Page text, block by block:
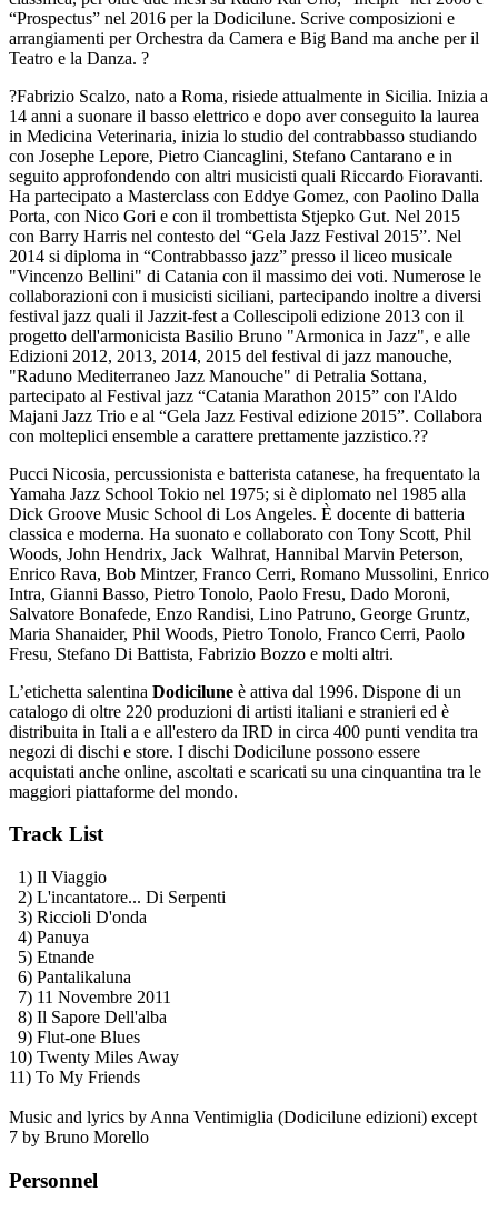
“Prospectus” nel 2016 per la Dodicilune. Scrive composizioni e
arrangiamenti per Orchestra da Camera e Big Band ma anche per il
Teatro e la Danza. ?
?Fabrizio Scalzo, nato a Roma, risiede attualmente in Sicilia. Inizia a
14 anni a suonare il basso elettrico e dopo aver conseguito la laurea
in Medicina Veterinaria, inizia lo studio del contrabbasso studiando
con Josephe Lepore, Pietro Ciancaglini, Stefano Cantarano e in
seguito approfondendo con altri musicisti quali Riccardo Fioravanti.
Ha partecipato a Masterclass con Eddye Gomez, con Paolino Dalla
Porta, con Nico Gori e con il trombettista Stjepko Gut. Nel 2015
con Barry Harris nel contesto del “Gela Jazz Festival 2015”. Nel
2014 si diploma in “Contrabbasso jazz” presso il liceo musicale
"Vincenzo Bellini" di Catania con il massimo dei voti. Numerose le
collaborazioni con i musicisti siciliani, partecipando inoltre a diversi
festival jazz quali il Jazzit-fest a Collescipoli edizione 2013 con il
progetto dell'armonicista Basilio Bruno "Armonica in Jazz", e alle
Edizioni 2012, 2013, 2014, 2015 del festival di jazz manouche,
"Raduno Mediterraneo Jazz Manouche" di Petralia Sottana,
partecipato al Festival jazz “Catania Marathon 2015” con l'Aldo
Majani Jazz Trio e al “Gela Jazz Festival edizione 2015”. Collabora
con molteplici ensemble a carattere prettamente jazzistico.??
Pucci Nicosia, percussionista e batterista catanese, ha frequentato la
Yamaha Jazz School Tokio nel 1975; si è diplomato nel 1985 alla
Dick Groove Music School di Los Angeles. È docente di batteria
classica e moderna. Ha suonato e collaborato con Tony Scott, Phil
Woods, John Hendrix, Jack Walhrat, Hannibal Marvin Peterson,
Enrico Rava, Bob Mintzer, Franco Cerri, Romano Mussolini, Enrico
Intra, Gianni Basso, Pietro Tonolo, Paolo Fresu, Dado Moroni,
Salvatore Bonafede, Enzo Randisi, Lino Patruno, George Gruntz,
Maria Shanaider, Phil Woods, Pietro Tonolo, Franco Cerri, Paolo
Fresu, Stefano Di Battista, Fabrizio Bozzo e molti altri.
L’etichetta salentina Dodicilune è attiva dal 1996. Dispone di un
catalogo di oltre 220 produzioni di artisti italiani e stranieri ed è
distribuita in Itali a e all'estero da IRD in circa 400 punti vendita tra
negozi di dischi e store. I dischi Dodicilune possono essere
acquistati anche online, ascoltati e scaricati su una cinquantina tra le
maggiori piattaforme del mondo.
Track List
1) Il Viaggio
2) L'incantatore... Di Serpenti
3) Riccioli D'onda
4) Panuya
5) Etnande
6) Pantalikaluna
7) 11 Novembre 2011
8) Il Sapore Dell'alba
9) Flut-one Blues
10) Twenty Miles Away
11) To My Friends
Music and lyrics by Anna Ventimiglia (Dodicilune edizioni) except
7 by Bruno Morello
Personnel